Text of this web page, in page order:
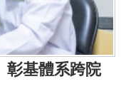
基體系跨院